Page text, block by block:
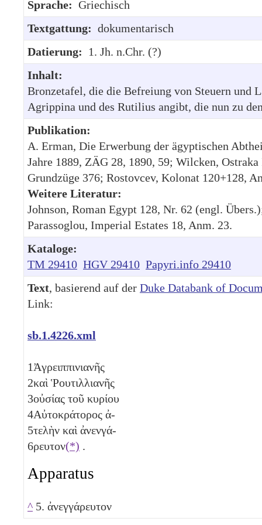
Sprache: Griechisch
Textgattung: dokumentarisch
Datierung: 1. Jh. n.Chr. (?)
Inhalt:
Bronzetafel, die die Befreiung von Steuern und
Agrippina und des Rutilius angibt, die nun zu
Publikation:
A. Erman, Die Erwerbung der ägyptischen
Jahre 1889, ZÄG 28, 1890, 59; Wilcken,
Grundzüge 376; Rostovcev, Kolonat 120+128,
Weitere Literatur:
Johnson, Roman Egypt 128, Nr. 62 (engl.
Parassoglou, Imperial Estates 18, Anm. 23.
Kataloge:
TM 29410 HGV 29410 Papyri.info 29410
Text, basierend auf der Duke Databank of
Link:
sb.1.4226.xml
1Ἀγρειππινιανῆς
2καὶ Ῥουτιλλιανῆς
3οὐσίας τοῦ κυρίου
4Αὐτοκράτορος ἀ-
5τελὴν καὶ ἀνενγά-
6ρευτον(*) .
Apparatus
^ 5. ἀνεγγάρευτον